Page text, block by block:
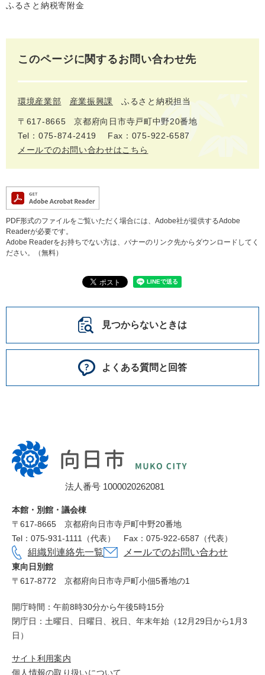
ふるさと納税寄附金
このページに関するお問い合わせ先
環境産業部 産業振興課 ふるさと納税担当
〒617‐8665
京都府向日市寺戸町中野20番地
Tel：075-874-2419
Fax：075-922-6587
メールでのお問い合わせはこちら
PDF形式のファイルをご覧いただく場合には、Adobe社が提供するAdobe
Readerが必要です。
Adobe Readerをお持ちでない方は、バナーのリンク先からダウンロードしてく
ださい。（無料）
見つからないときは
よくある質問と回答
向
日
市
所
法人番号 1000020262081
本館・別館・議会棟
〒617‐8665
京都府向日市寺戸町中野20番地
Tel：075-931-1111（代表）
Fax：075-922-6587（代表）
東向日別館
〒617-8772
京都府向日市寺戸町小佃5番地の1
組織別連絡先一覧 メールでのお問い合わせ
開庁時間：午前8時30分から午後5時15分
閉庁日：土曜日、日曜日、祝日、年末年始（12月29日から1月3
日）
サイト利用案内
個人情報の取り扱いについて